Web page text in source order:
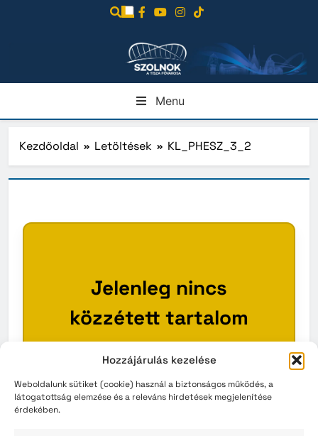
Hozzájárulás kezelése
Weboldalunk sütiket (cookie) használ a biztonságos működés, a
látogatottság elemzése és a releváns hirdetések megjelenítése
érdekében.
Menu
Kezdőoldal Letöltések KL_PHESZ_3_2
Jelenleg nincs
közzétett tartalom
Ez a szakasz pillanatnyilag üres.